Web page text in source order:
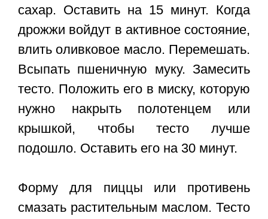
сахар. Оставить на 15 минут. Когда
дрожжи войдут в активное состояние,
влить оливковое масло. Перемешать.
Всыпать пшеничную муку. Замесить
тесто. Положить его в миску, которую
нужно накрыть полотенцем или
крышкой, чтобы тесто лучше
подошло. Оставить его на 30 минут.
Форму для пиццы или противень
смазать растительным маслом. Тесто